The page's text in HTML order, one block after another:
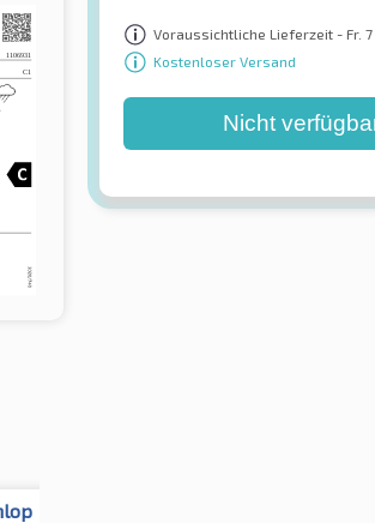
Voraussichtliche Lieferzeit - Fr. 7
Kostenloser Versand
Nicht